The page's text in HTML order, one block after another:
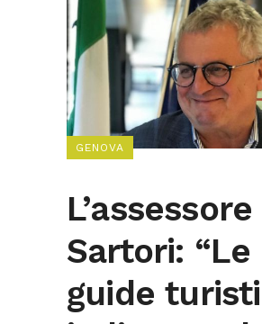
GENOVA
L’assessore
Sartori: “Le
guide